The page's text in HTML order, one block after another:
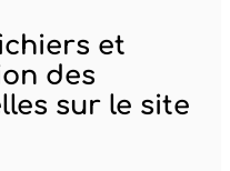
et
des
sur le site